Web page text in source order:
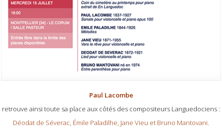
Paul Lacombe
retrouve ainsi toute sa place aux côtés des compositeurs Languedociens :
Déodat de Séverac, Émile Paladilhe, Jane Vieu et Bruno Mantovani.